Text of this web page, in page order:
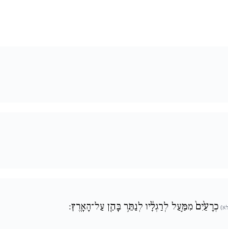
כְרָעַ֨יִם֙ מִמַּ֣עַל לְרַגְלָ֔יו לְנַתֵּ֥ר בָּהֵ֖ן עַל־הָאָֽרֶץ: